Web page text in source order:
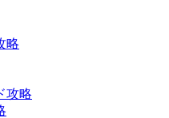
略
攻略